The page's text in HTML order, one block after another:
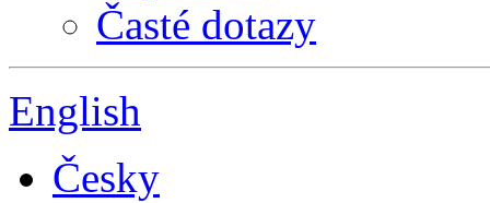
Časté dotazy
English
Česky